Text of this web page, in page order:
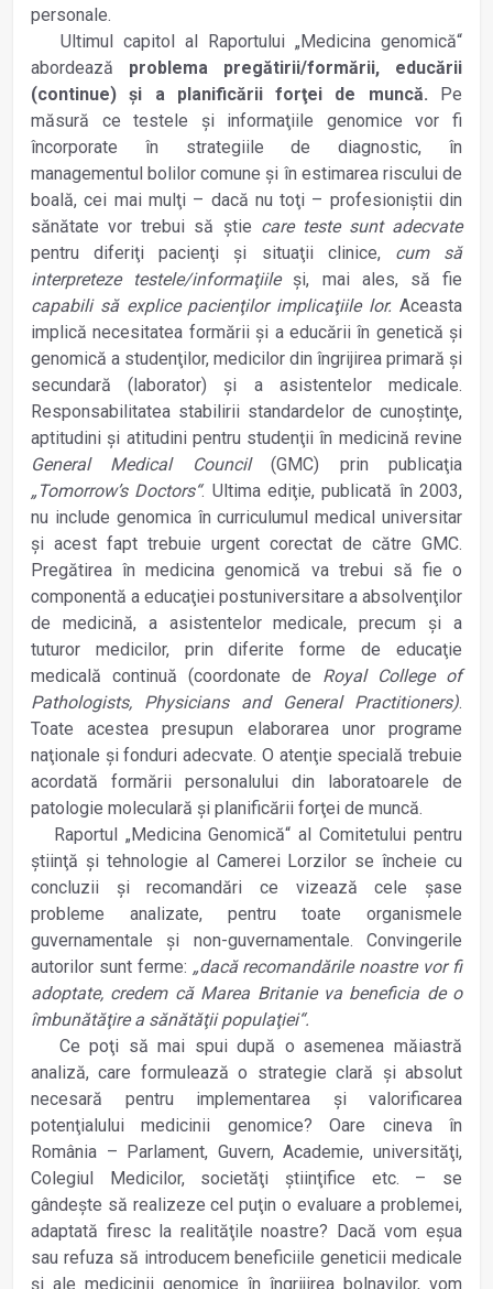
personale.
Ultimul capitol al Raportului „Medicina genomică“
abordează problema pregătirii/formării, educării
(continue) şi a planificării forţei de muncă. Pe
măsură ce testele şi informaţiile genomice vor fi
încorporate în strategiile de diagnostic, în
managementul bolilor comune şi în estimarea riscului de
boală, cei mai mulţi – dacă nu toţi – profesioniştii din
sănătate vor trebui să ştie care teste sunt adecvate
pentru diferiţi pacienţi şi situaţii clinice, cum să
interpreteze testele/informaţiileşi, mai ales, să fie
capabili să explice pacienţilor implicaţiile lor. Aceasta
implică necesitatea formării şi a educării în genetică şi
genomică a studenţilor, medicilor din îngrijirea primară şi
secundară (laborator) şi a asistentelor medicale.
Responsabilitatea stabilirii standardelor de cunoştinţe,
aptitudini şi atitudini pentru studenţii în medicină revine
General Medical Council(GMC) prin publicaţia
„Tomorrow’s Doctors“. Ultima ediţie, publicată în 2003,
nu include genomica în curriculumul medical universitar
şi acest fapt trebuie urgent corectat de către GMC.
Pregătirea în medicina genomică va trebui să fie o
componentă a educaţiei postuniversitare a absolvenţilor
de medicină, a asistentelor medicale, precum şi a
tuturor medicilor, prin diferite forme de educaţie
medicală continuă (coordonate de Royal College of
Pathologists, Physicians and General Practitioners).
Toate acestea presupun elaborarea unor programe
naţionale şi fonduri adecvate. O atenţie specială trebuie
acordată formării personalului din laboratoarele de
patologie moleculară şi planificării forţei de muncă.
Raportul „Medicina Genomică“ al Comitetului pentru
ştiinţă şi tehnologie al Camerei Lorzilor se încheie cu
concluzii şi recomandări ce vizează cele şase
probleme analizate, pentru toate organismele
guvernamentale şi non-guvernamentale. Convingerile
autorilor sunt ferme: „dacă recomandările noastre vor fi
adoptate, credem că Marea Britanie va beneficia de o
îmbunătăţire a sănătăţii populaţiei“.
Ce poţi să mai spui după o asemenea măiastră
analiză, care formulează o strategie clară şi absolut
necesară pentru implementarea şi valorificarea
potenţialului medicinii genomice? Oare cineva în
România – Parlament, Guvern, Academie, universităţi,
Colegiul Medicilor, societăţi ştiinţifice etc. – se
gândeşte să realizeze cel puţin o eva­luare a problemei,
adaptată firesc la realităţile noastre? Dacă vom eşua
sau refuza să introducem beneficiile geneticii medicale
şi ale medicinii genomice în îngrijirea bolnavilor, vom